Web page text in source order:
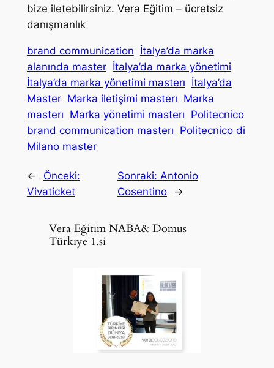
bize iletebilirsiniz. Vera Eğitim – ücretsiz
danışmanlık
brand communication İtalya’da marka
alanında master İtalya’da marka yönetimi
İtalya’da marka yönetimi masterı İtalya’da
Master Marka iletişimi masterı Marka
masterı Marka yönetimi masterı Politecnico
brand communication masterı Politecnico di
Milano master
←
Önceki:
Vivaticket
Sonraki: Antonio
Cosentino
→
Vera Eğitim NABA& Domus
Türkiye 1.si